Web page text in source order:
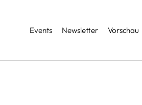
Services
Events Newsletter Vorschau